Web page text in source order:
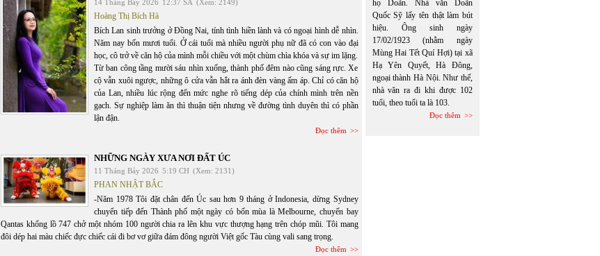
14 Tháng Bảy 2026 12:37 SA (Xem: 2149)
Hoàng Thị Bích Hà
Bích Lan sinh trưởng ở Đồng Nai, tính tình hiền lành và có ngoại hình dễ nhìn.
Năm nay bốn mươi tuổi. Ở cái tuổi mà nhiều người phụ nữ đã có con vào đại
học, cô trở về căn hộ của mình mỗi chiều với một chùm chìa khóa và sự im lặng.
Từ ban công tầng mười sáu nhìn xuống, thành phố đêm nào cũng sáng rực. Xe
cộ vẫn xuôi ngược, những ô cửa vẫn hắt ra ánh đèn vàng ấm áp. Chỉ có căn hộ
của Lan, nhiều lúc rộng đến mức nghe rõ tiếng dép của chính mình trên nền
gạch. Sự nghiệp làm ăn thì thuận tiện nhưng về đường tình duyên thì có phần
lận đận.
Đọc thêm
NHỮNG NGÀY XƯA NƠI ĐẤT ÚC
11 Tháng Bảy 2026 5:19 CH (Xem: 2131)
PHAN NHẬT BẮC
-Năm 1978 Tôi đặt chân đến Úc sau hơn 9 tháng ở Indonesia, dừng Sydney
chuyển tiếp đến Thành phố một ngày có bốn mùa là Melbourne, chuyến bay
Qantas khổng lồ 747 chở một nhóm 100 người chia ra lên khu vực thượng hạng trên chóp mũi. Tôi mang
đôi dép hai màu chiếc đực chiếc cái đi bơ vơ giữa đám đông người Việt gốc Tàu cùng vali sang trọng.
Đọc thêm
họ Doãn. Nhà văn Doãn
Quốc Sỹ lấy tên thật làm bút
hiệu. Ông sinh ngày
17/02/1923 (nhằm ngày
Mùng Hai Tết Quí Hợi) tại xã
Hạ Yên Quyết, Hà Đông,
ngoại thành Hà Nội. Như thế,
nhà văn ra đi khi được 102
tuổi, theo tuổi ta là 103.
Đọc thêm